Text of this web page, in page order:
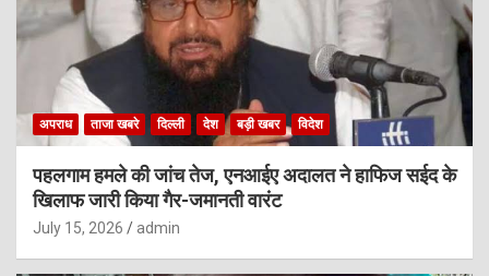
अपराध ताजा खबरे दिल्ली देश बड़ी खबर विदेश
पहलगाम हमले की जांच तेज, एनआईए अदालत ने हाफिज सईद के
खिलाफ जारी किया गैर-जमानती वारंट
July 15, 2026 admin